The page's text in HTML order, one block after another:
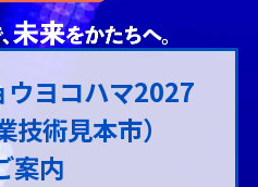
ウヨコハマ2027
技術見本市）
案内